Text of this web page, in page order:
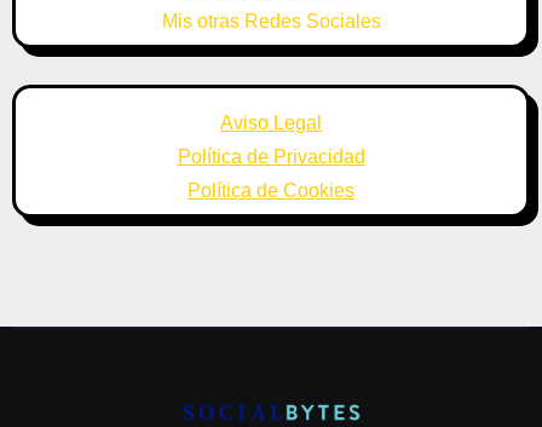
Mis otras Redes Sociales
Aviso Legal
Política de Privacidad
Política de Cookies